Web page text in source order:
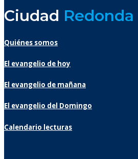
Ciudad Redonda
Quiénes somos
El evangelio de hoy
El evangelio de mañana
El evangelio del Domingo
Calendario lecturas